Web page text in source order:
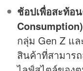
ช้อปเพื่อสะท้อ
Consumption)
กลุ่ม Gen Z แ
สินค้าที่สามาร